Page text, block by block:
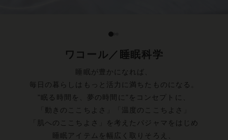
ワコール／睡眠科学
睡眠が豊かになれば、
毎日の暮らしはもっと活力に満ちたものになる。
"眠る時間を、夢の時間に"をコンセプトに、
「動きのここちよさ」「温度のここちよさ」
「肌へのここちよさ」を考えたパジャマをはじめ
睡眠アイテムを幅広く取りそろえ、